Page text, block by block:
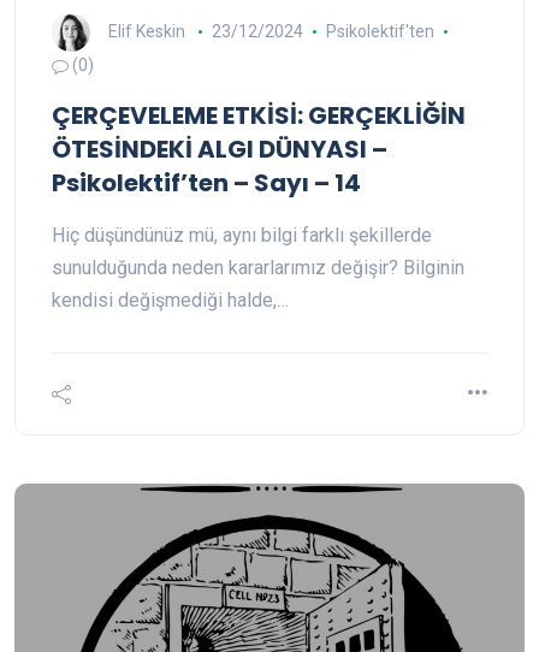
Elif Keskin 23/12/2024
Psikolektif'ten
(0)
ÇERÇEVELEME ETKİSİ: GERÇEKLİĞİN
ÖTESİNDEKİ ALGI DÜNYASI –
Psikolektif’ten – Sayı – 14
Hiç düşündünüz mü, aynı bilgi farklı şekillerde
sunulduğunda neden kararlarımız değişir? Bilginin
kendisi değişmediği halde,…